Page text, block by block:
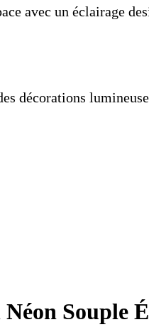
avec un éclairage
décorations
Souple